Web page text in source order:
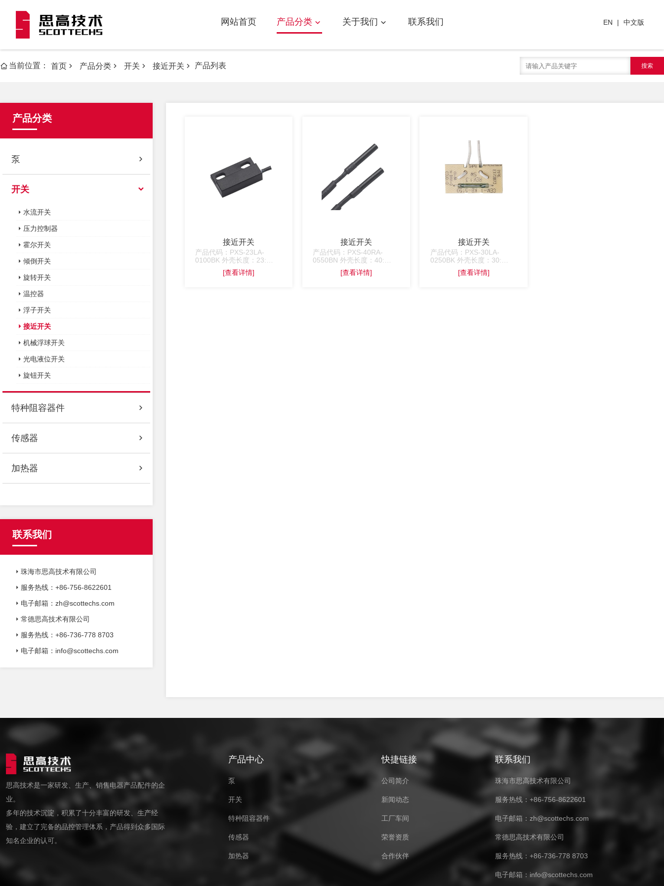
网站首页 产品分类 关于我们 联系我们 EN | 中文版
当前位置： 首页 产品分类 开关 接近开关 产品列表 搜索
产品分类
泵
开关
水流开关
压力控制器
霍尔开关
倾倒开关
旋转开关
温控器
浮子开关
接近开关
机械浮球开关
光电液位开关
旋钮开关
特种阻容器件
传感器
加热器
联系我们
珠海市思高技术有限公司
服务热线：+86-756-8622601
电子邮箱：zh@scottechs.com
常德思高技术有限公司
服务热线：+86-736-778 8703
电子邮箱：info@scottechs.com
接近开关
产品代码：PXS-23LA-
0100BK 外壳长度：23:
23mm 常开常闭代码：A: 常
开NO;B: 常闭NC. 线长：
[查看详情]
接近开关
产品代码：PXS-40RA-
0550BN 外壳长度：40:
40mm 常开常闭代码：A: 常
开NO;B: 常闭NC. 线长：
[查看详情]
接近开关
产品代码：PXS-30LA-
0250BK 外壳长度：30:
40mm 常开常闭代码：A: 常
开NO;B: 常闭NC. 线长：
[查看详情]
思高技术是一家研发、生产、销售电器产品配件的企
业。
多年的技术沉淀，积累了十分丰富的研发、生产经
验，建立了完备的品控管理体系，产品得到众多国际
知名企业的认可。
产品中心
泵
开关
特种阻容器件
传感器
加热器
快捷链接
公司简介
新闻动态
工厂车间
荣誉资质
合作伙伴
联系我们
珠海市思高技术有限公司
服务热线：+86-756-8622601
电子邮箱：zh@scottechs.com
常德思高技术有限公司
服务热线：+86-736-778 8703
电子邮箱：info@scottechs.com